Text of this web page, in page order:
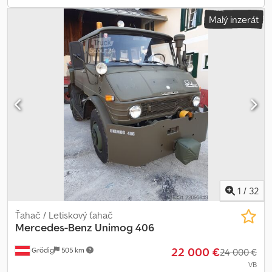
Malý inzerát
1 / 32
Grödig 505 km
Ťahač / Letiskový ťahač
Mercedes-Benz Unimog 406
22 000 €24 000 €
VB